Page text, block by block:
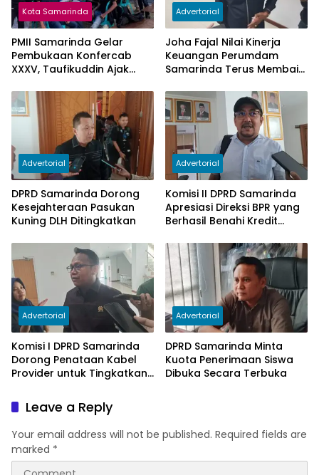
Kota Samarinda
PMII Samarinda Gelar
Pembukaan Konfercab
XXXV, Taufikuddin Ajak
Persatuan
Advertorial
Joha Fajal Nilai Kinerja
Keuangan Perumdam
Samarinda Terus Membaik,
Subsidi Berkurang
Advertorial
DPRD Samarinda Dorong
Kesejahteraan Pasukan
Kuning DLH Ditingkatkan
Advertorial
Komisi II DPRD Samarinda
Apresiasi Direksi BPR yang
Berhasil Benahi Kredit
Advertorial
Komisi I DPRD Samarinda
Dorong Penataan Kabel
Provider untuk Tingkatkan
Advertorial
DPRD Samarinda Minta
Kuota Penerimaan Siswa
Dibuka Secara Terbuka
Leave a Reply
Your email address will not be published. Required fields are
marked *